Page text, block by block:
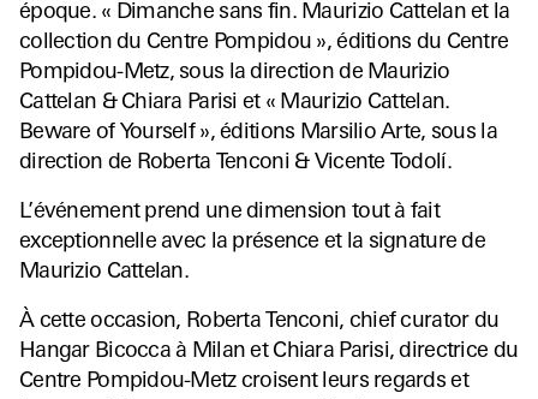
époque. « Dimanche sans fin. Maurizio Cattelan et la
collection du Centre Pompidou », éditions du Centre
Pompidou-Metz, sous la direction de Maurizio
Cattelan & Chiara Parisi et « Maurizio Cattelan.
Beware of Yourself », éditions Marsilio Arte, sous la
direction de Roberta Tenconi & Vicente Todolí.
L’événement prend une dimension tout à fait
exceptionnelle avec la présence et la signature de
Maurizio Cattelan.
À cette occasion, Roberta Tenconi, chief curator du
Hangar Bicocca à Milan et Chiara Parisi, directrice du
Centre Pompidou-Metz croisent leurs regards et